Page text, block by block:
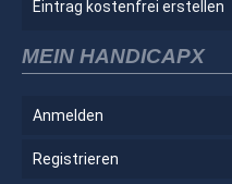
Eintrag kostenfrei erstellen
MEIN HANDICAPX
Anmelden
Registrieren